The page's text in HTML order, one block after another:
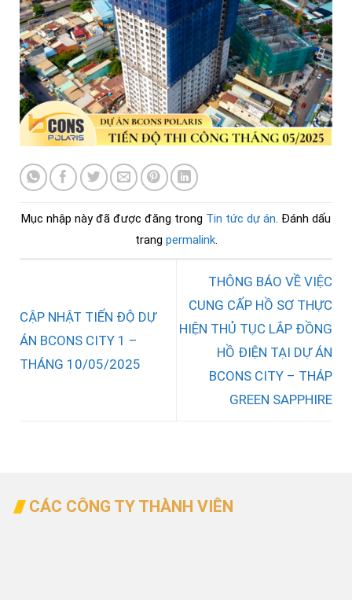
Mục nhập này đã được đăng trong Tin tức dự án. Đánh dấu
trang permalink.
CẬP NHẬT TIẾN ĐỘ DỰ
ÁN BCONS CITY 1 –
THÁNG 10/05/2025
THÔNG BÁO VỀ VIỆC
CUNG CẤP HỒ SƠ THỰC
HIỆN THỦ TỤC LẮP ĐỒNG
HỒ ĐIỆN TẠI DỰ ÁN
BCONS CITY – THÁP
GREEN SAPPHIRE
CÁC CÔNG TY THÀNH VIÊN